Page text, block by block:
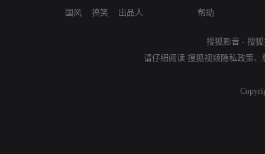
国风
搞笑
出品人
帮助
搜狐影音 - 搜
请仔细阅读 搜狐视频隐私政策、